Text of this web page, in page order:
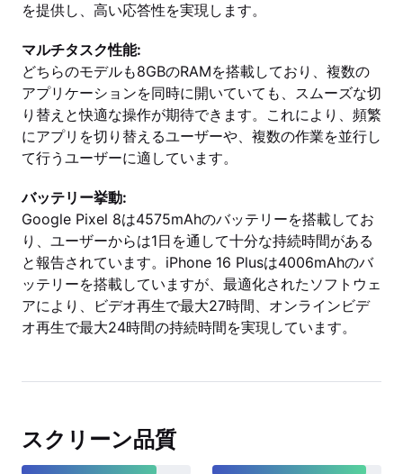
を提供し、高い応答性を実現します。
マルチタスク性能:
どちらのモデルも8GBのRAMを搭載しており、複数の
アプリケーションを同時に開いていても、スムーズな切
り替えと快適な操作が期待できます。これにより、頻繁
にアプリを切り替えるユーザーや、複数の作業を並行し
て行うユーザーに適しています。
バッテリー挙動:
Google Pixel 8は4575mAhのバッテリーを搭載してお
り、ユーザーからは1日を通して十分な持続時間がある
と報告されています。iPhone 16 Plusは4006mAhのバ
ッテリーを搭載していますが、最適化されたソフトウェ
アにより、ビデオ再生で最大27時間、オンラインビデ
オ再生で最大24時間の持続時間を実現しています。
スクリーン品質